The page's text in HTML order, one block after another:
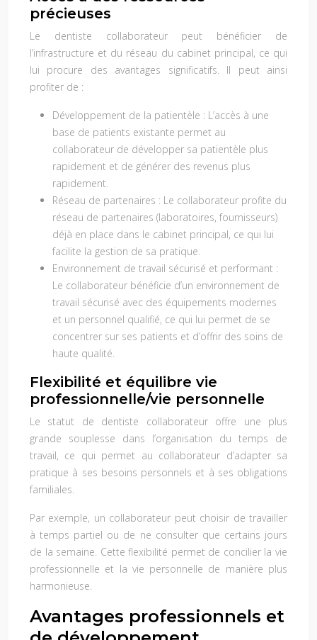
précieuses
Le dentiste collaborateur peut bénéficier de
l’infrastructure et du réseau du cabinet principal, ce qui
lui procure des avantages significatifs. Il peut ainsi
profiter de :
Développement de la patientèle : L’accès à une
base de patients existante permet au
collaborateur de développer sa patientèle plus
rapidement et de générer des revenus plus
rapidement.
Réseau de partenaires : Le collaborateur profite du
réseau de partenaires (laboratoires, fournisseurs)
déjà en place dans le cabinet principal, ce qui lui
facilite la gestion de sa pratique.
Environnement de travail sécurisé et performant :
Le collaborateur bénéficie d’un environnement de
travail sécurisé avec des équipements modernes
et un personnel qualifié, ce qui lui permet de se
concentrer sur ses patients et d’offrir des soins de
haute qualité.
Flexibilité et équilibre vie
professionnelle/vie personnelle
Le statut de dentiste collaborateur offre une plus
grande souplesse dans l’organisation du temps de
travail, ce qui permet au collaborateur d’adapter sa
pratique à ses besoins personnels et à ses obligations
familiales.
Par exemple, un collaborateur peut choisir de travailler
à temps partiel ou de ne consulter que certains jours
de la semaine. Cette flexibilité permet de concilier la vie
professionnelle et la vie personnelle de manière plus
harmonieuse.
Avantages professionnels et